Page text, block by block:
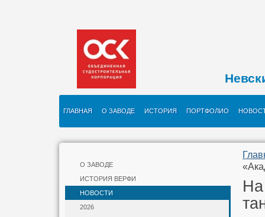
ГЛАВНАЯ О ЗАВОДЕ ИСТОРИЯ ПОРТФОЛИО
О ЗАВОДЕ
ИСТОРИЯ ВЕРФИ
НОВОСТИ
2026